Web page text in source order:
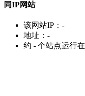
同IP网站
该网站IP： -
地址： -
约 - 个站点运行